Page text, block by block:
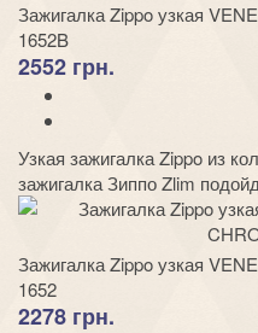
Зажигалка Zippo узкая
1652B
2552 грн.
Узкая зажигалка Zippo из
зажигалка Зиппо Zlim
Зажигалка Zippo узкая
1652
2278 грн.